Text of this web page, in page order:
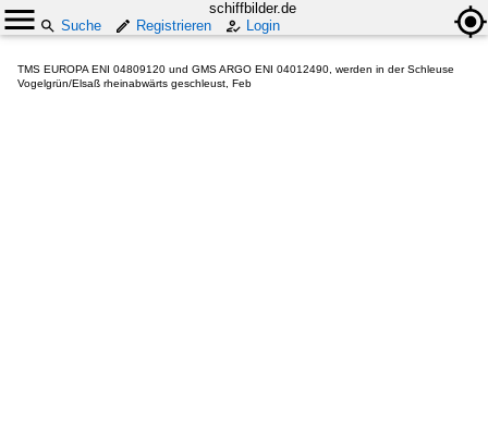
schiffbilder.de
Suche
Registrieren Login
TMS EUROPA ENI 04809120 und GMS ARGO ENI 04012490, werden in der Schleuse
Vogelgrün/Elsaß rheinabwärts geschleust, Feb